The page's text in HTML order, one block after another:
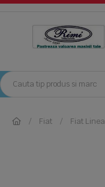
Fiat Fiat Linea